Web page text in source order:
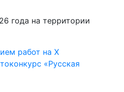
года на территории